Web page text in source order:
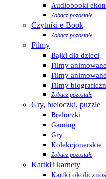
Audiobooki
Zobacz pozostałe
Czytniki e-Book
Zobacz pozostałe
Filmy
Bajki dla dzieci
Filmy animowane
Filmy
Filmy
Zobacz pozostałe
Gry, breloczki, puzzle
Breloczki
Gaming
Gry
Kolekcjonerskie
Zobacz pozostałe
Kartki i karnety
Kartki